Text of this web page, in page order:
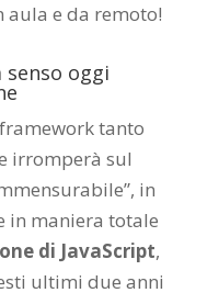
aula e da remoto!
senso oggi
tanto
irromperà sul
in
in maniera totale
di JavaScript,
ultimi due anni